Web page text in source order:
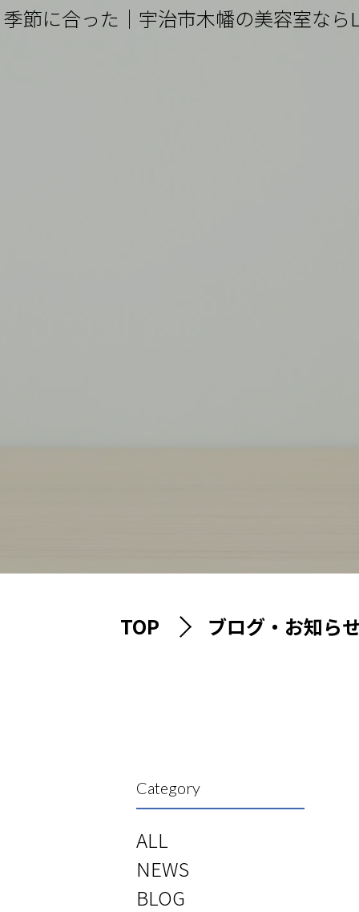
季節に合った｜宇治市木幡の美容室な
TOP ブログ・お知ら
Category
ALL
NEWS
BLOG